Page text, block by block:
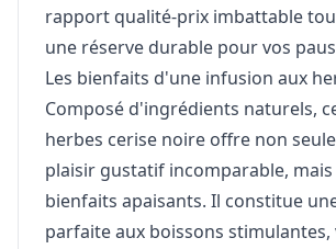
rapport qualité-prix imbattable
une réserve durable pour vos
Les bienfaits d'une infusion aux
Composé d'ingrédients naturels,
herbes cerise noire offre non
plaisir gustatif incomparable, mais
bienfaits apaisants. Il constitue
parfaite aux boissons stimulantes,